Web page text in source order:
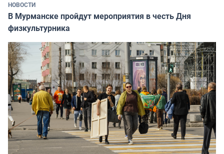
НОВОСТИ
В Мурманске пройдут мероприятия в честь Дня
физкультурника